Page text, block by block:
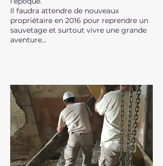
Il faudra attendre de nouveaux
propriétaire en 2016 pour reprendre un
sauvetage et surtout vivre une grande
aventure...